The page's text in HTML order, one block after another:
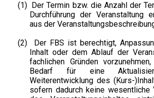
(1) Der Termin bzw. die Anzahl der
Durchführung der Veranstaltung
aus der
(2)
Der FBS ist berechtigt,
Inhalt oder dem Ablauf der
fachlichen Gründen
Bedarf für eine
Weiterentwicklung des (Kurs-
sofern dadurch keine wesentliche